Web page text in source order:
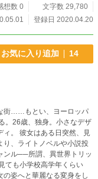
想数 0
文字数 29,780
登録日 2020.04.20
お気に入り追加 14
街……もとい、ヨーロッパ
ィ。 彼女はある日突然、見
り、ライトノベルや小説投
ンル──所謂、異世界トリッ
ても小学校高学年くらい
姿へと華麗なる変身をし